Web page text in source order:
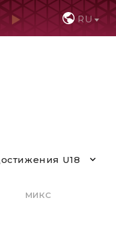
RU
U18
МИКС